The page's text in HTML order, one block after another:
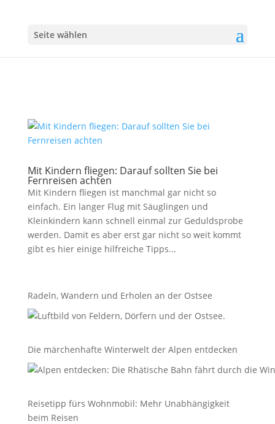
Seite wählen
Mit Kindern fliegen: Darauf sollten Sie bei
Fernreisen achten
Mit Kindern fliegen ist manchmal gar nicht so
einfach. Ein langer Flug mit Säuglingen und
Kleinkindern kann schnell einmal zur Geduldsprobe
werden. Damit es aber erst gar nicht so weit kommt
gibt es hier einige hilfreiche Tipps...
Radeln, Wandern und Erholen an der Ostsee
Die märchenhafte Winterwelt der Alpen entdecken
Reisetipp fürs Wohnmobil: Mehr Unabhängigkeit
beim Reisen